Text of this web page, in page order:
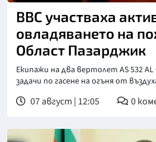
ВВС участваха
овладяването на
Област Пазарджик
Екипажи на два вертолет AS 532 AL
задачи по гасене на огъня от
07 август | 12:05 0